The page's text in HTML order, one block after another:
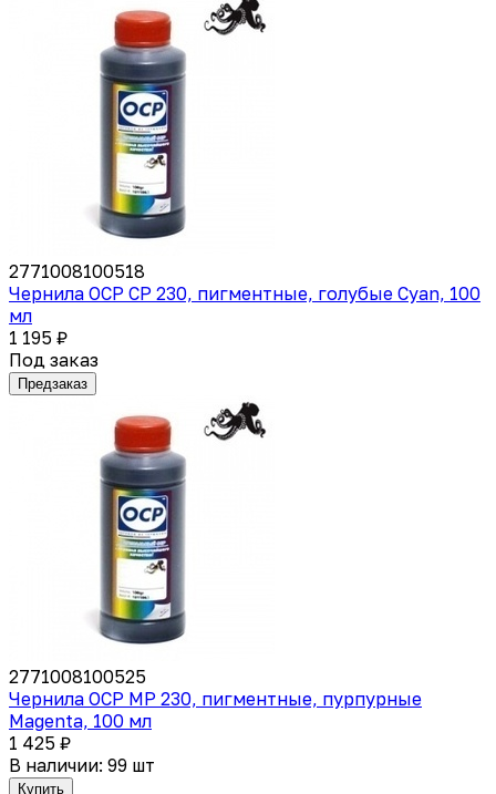
2771008100518
Чернила OCP CP 230, пигментные, голубые Cyan, 100
мл
1 195 ₽
Под заказ
Предзаказ
2771008100525
Чернила OCP MP 230, пигментные, пурпурные
Magenta, 100 мл
1 425 ₽
В наличии: 99 шт
Купить